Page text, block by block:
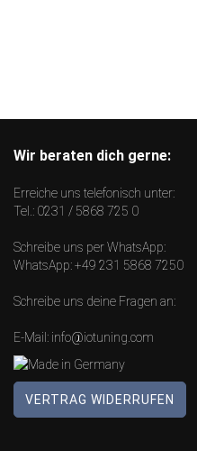
Wir beraten dich gerne:
Erreiche uns telefonisch unter:
Tel.: 0231 / 5868 725 0
Schreibe uns per WhatsApp:
WhatsApp:+49 231 5868 7250
Schreibe uns deine Fragen an:
E-Mail: info@iotuning.com
VERTRAG WIDERRUFEN